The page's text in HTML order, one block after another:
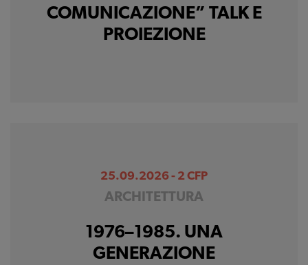
COMUNICAZIONE” TALK E
PROIEZIONE
25.09.2026 - 2 CFP
ARCHITETTURA
1976–1985. UNA
GENERAZIONE